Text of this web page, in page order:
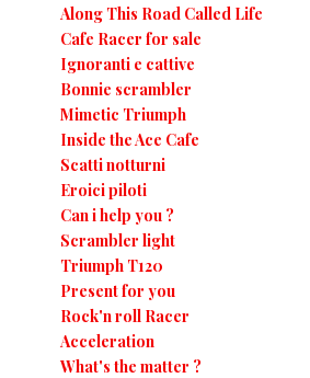
Along This Road Called Life
Cafe Racer for sale
Ignoranti e cattive
Bonnie scrambler
Mimetic Triumph
Inside the Ace Cafe
Scatti notturni
Eroici piloti
Can i help you ?
Scrambler light
Triumph T120
Present for you
Rock'n roll Racer
Acceleration
What's the matter ?